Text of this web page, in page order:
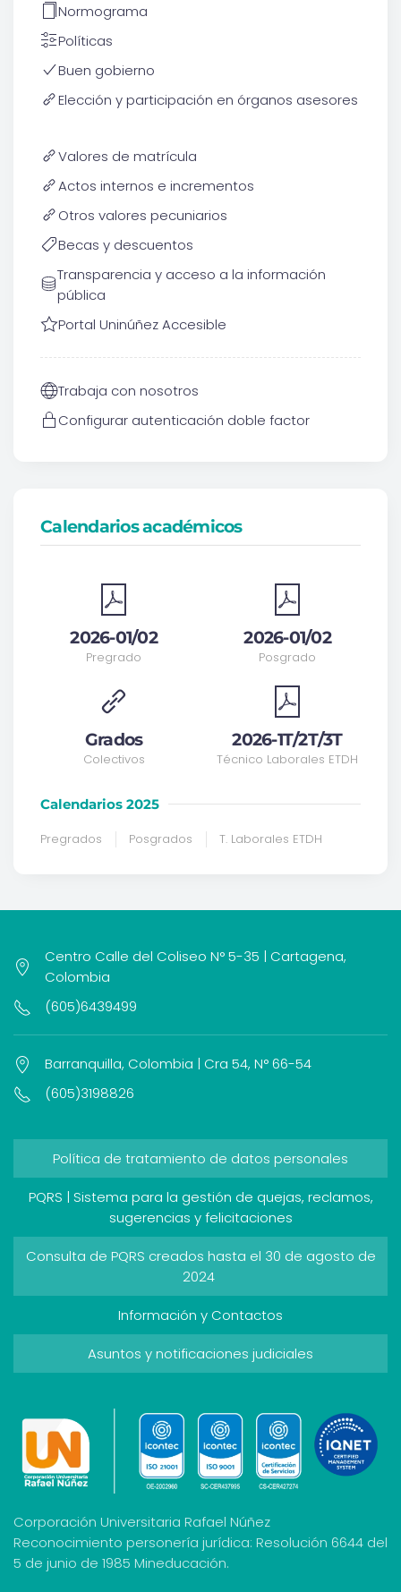
Normograma
Políticas
Buen gobierno
Elección y participación en órganos asesores
Valores de matrícula
Actos internos e incrementos
Otros valores pecuniarios
Becas y descuentos
Transparencia y acceso a la información
pública
Portal Uninúñez Accesible
Trabaja con nosotros
Configurar autenticación doble factor
Calendarios académicos
2026-01/02
Pregrado
Grados
Colectivos
2026-01/02
Posgrado
2026-1T/2T/3T
Técnico Laborales ETDH
Calendarios 2025
Pregrados Posgrados T. Laborales ETDH
Centro Calle del Coliseo N° 5-35 | Cartagena,
Colombia
(605)6439499
Barranquilla, Colombia | Cra 54, N° 66-54
(605)3198826
Política de tratamiento de datos personales
PQRS | Sistema para la gestión de quejas, reclamos,
sugerencias y felicitaciones
Consulta de PQRS creados hasta el 30 de agosto de
2024
Información y Contactos
Asuntos y notificaciones judiciales
Corporación Universitaria Rafael Núñez
Reconocimiento personería jurídica: Resolución 6644 del
5 de junio de 1985 Mineducación.